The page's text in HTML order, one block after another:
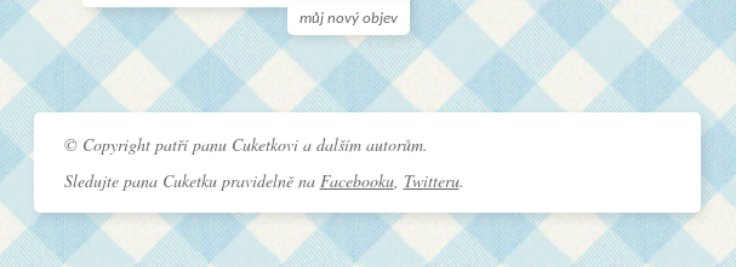
můj nový objev
© Copyright patří panu Cuketkovi a dalším autorům.
Sledujte pana Cuketku pravidelně na Facebooku, Twitteru.